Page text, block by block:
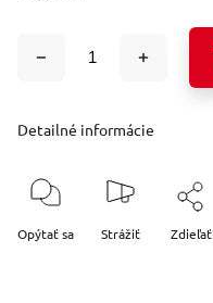
Detailné informácie
Opýtať sa Strážiť Zdieľať